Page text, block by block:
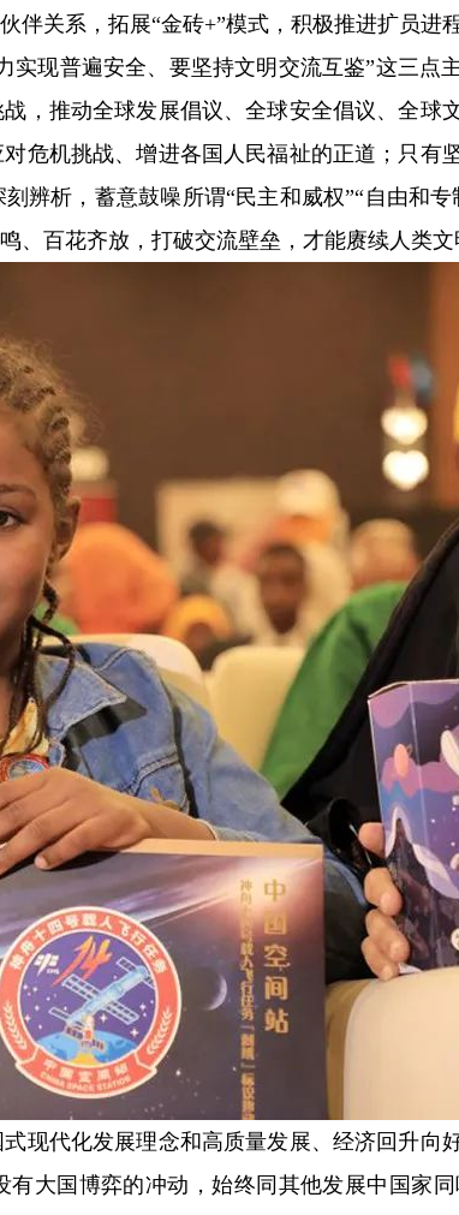
伴关系，拓展“金砖+”模式，积极推进扩员进
现普遍安全、要坚持文明交流互鉴”这三点
，推动全球发展倡议、全球安全倡议、全
危机挑战、增进各国人民福祉的正道；只
辨析，蓄意鼓噪所谓“民主和威权”“自由和
、百花齐放，打破交流壁垒，才能赓续人类
代化发展理念和高质量发展、经济回升向
大国博弈的冲动，始终同其他发展中国家